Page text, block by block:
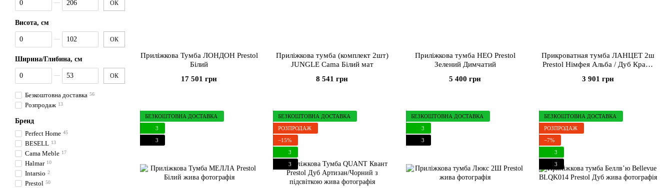
Приліжкова Тумба ЛОНДОН Prestol
Білий
17 501 грн
Приліжкова тумба (комплект 2шт)
JUNGLE Cama Білий мат
8 541 грн
Приліжкова тумба НЕО Prestol
Зелений Димчатий
5 400 грн
Прикроватная тумба ЛАНЦЕТ 2ш
Prestol Німфея Альба / Дуб Крафт
3 901 грн
БЕЗКОШТОВНА ДОСТАВКА
3
3
БЕЗКОШТОВНА ДОСТАВКА
РОЗПРОДАЖ
−15%
3
3
БЕЗКОШТОВНА ДОСТАВКА
3
3
БЕЗКОШТОВНА ДОСТАВКА
РОЗПРОДАЖ
−7%
3
3
ОК
Висота, см
От Висота, см
До Висота, см
ОК
Ширина/Глибина, см
От Ширина/Глибина, см
До Ширина/Глибина, см
ОК
Безкоштовна доставка 56
Розпродаж 13
Бренд
Perfect Home 45
BESELL 13
Cama Meble 17
Halmar 10
Intarsio 2
Prestol 50